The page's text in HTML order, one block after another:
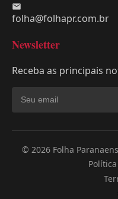
folha@folhapr.com.br
Newsletter
Receba as principais
© 2026 Folha